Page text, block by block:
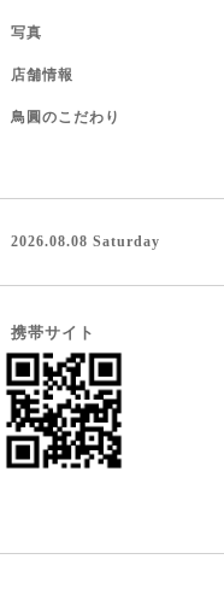
写真
店舗情報
鳥圓のこだわり
2026.08.08 Saturday
携帯サイト